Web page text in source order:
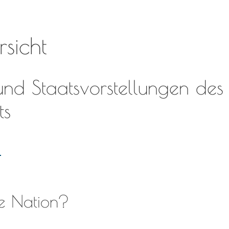
Staatsvorstellungen des
Nation?